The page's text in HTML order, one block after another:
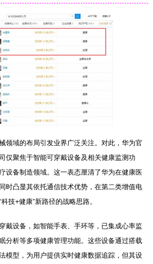
领域的布局引发业界广泛关注。对此，华为官
仅聚焦于智能可穿戴设备及相关健康监测功
设备制造领域。这一表态厘清了华为在健康医
时凸显其依托通信技术优势，在第二类增值电
技+健康”新路径的战略思路。
戴设备，如智能手表、手环等，已集成心率监
分析等多项健康管理功能。这些设备通过搭载
模型，为用户提供实时健康数据追踪，但其设